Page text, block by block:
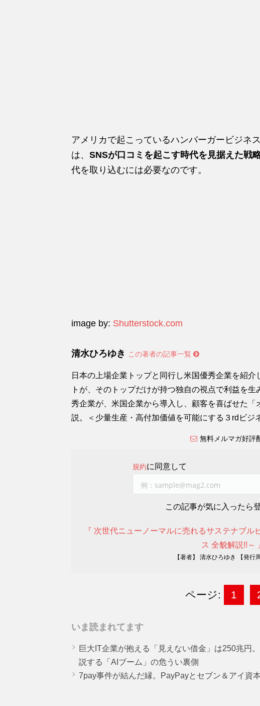
アメリカで起こっているハンバーガービジネ
は、 SNSが口コミを起こす時代を見据えた戦
代を取り込むには必要なのです。
image by: Shutterstock.com
清水ひろゆき この著者の記事一覧
日本の上場企業トップと同行し米国優秀企業を紹
トが、そのトップだけが持つ独自の視点で利益を
秀企業が、米国企業から導入し、顧客を喜ばせた
説。＜少量生産・高付加価値を可能にする３rdビジ
無料メルマガ好評
規約に同意して
この記事が気に入ったら
『 次世代ニューノーマルに売れるサステナブ
ス 全貌解説!!～
【著者】 清水ひろゆき 【発行
ページ: 1
いま読まれてます
巨大IT企業が抱える「見えない借金」は250兆円
説する「AIブーム」の危うい裏側
7pay事件が結んだ縁。PayPayとセブン＆アイ資